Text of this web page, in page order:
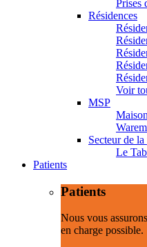
Prises
Résidences
Voir
MSP
Secteur de
Le
Patients
Patients
Nous vous
en charge possible.